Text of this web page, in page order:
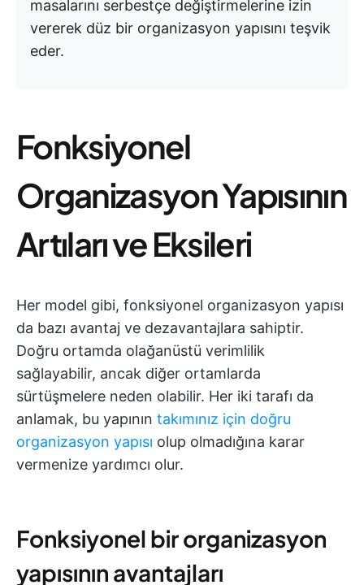
masalarını serbestçe değiştirmelerine izin
vererek düz bir organizasyon yapısını teşvik
eder.
Fonksiyonel
Organizasyon Yapısının
Artıları ve Eksileri
Her model gibi, fonksiyonel organizasyon yapısı
da bazı avantaj ve dezavantajlara sahiptir.
Doğru ortamda olağanüstü verimlilik
sağlayabilir, ancak diğer ortamlarda
sürtüşmelere neden olabilir. Her iki tarafı da
anlamak, bu yapının takımınız için doğru
organizasyon yapısı olup olmadığına karar
vermenize yardımcı olur.
Fonksiyonel bir organizasyon
yapısının avantajları